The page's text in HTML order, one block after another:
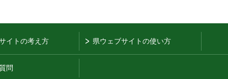
イトの考え方 県ウェブサイトの使い方
問